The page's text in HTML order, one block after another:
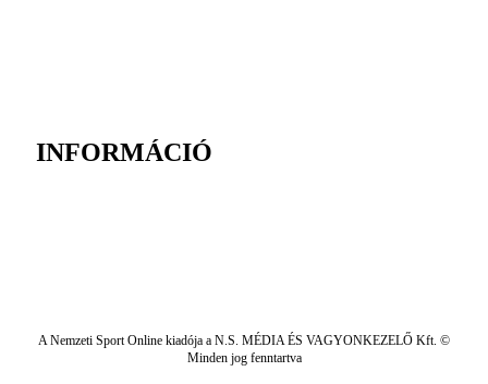
INFORMÁCIÓ
A Nemzeti Sport Online kiadója a N.S. MÉDIA ÉS VAGYONKEZELŐ Kft. ©
Minden jog fenntartva